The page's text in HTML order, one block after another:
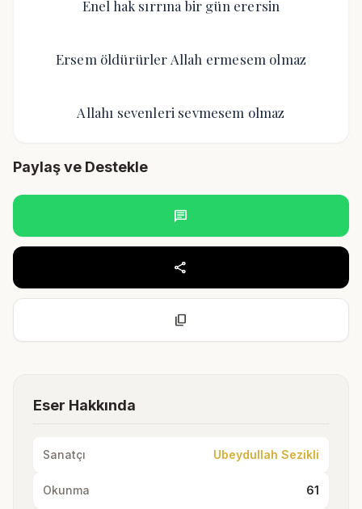
Enel hak sırrına bir gün erersin
Ersem öldürürler Allah ermesem olmaz
Allahı sevenleri sevmesem olmaz
Paylaş ve Destekle
chat
share
content_copy
Eser Hakkında
Sanatçı Ubeydullah Sezikli
Okunma 61